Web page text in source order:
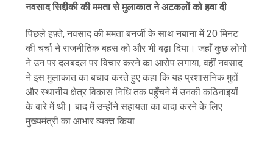
नवसाद सिद्दीकी की ममता से मुलाकात ने अटकलों को हवा दी
पिछले हफ़्ते, नवसाद की ममता बनर्जी के साथ नबाना में 20 मिनट
की चर्चा ने राजनीतिक बहस को और भी बढ़ा दिया। जहाँ कुछ लोगों
ने उन पर दलबदल पर विचार करने का आरोप लगाया, वहीं नवसाद
ने इस मुलाकात का बचाव करते हुए कहा कि यह प्रशासनिक मुद्दों
और स्थानीय क्षेत्र विकास निधि तक पहुँचने में उनकी कठिनाइयों
के बारे में थी। बाद में उन्होंने सहायता का वादा करने के लिए
मुख्यमंत्री का आभार व्यक्त किया